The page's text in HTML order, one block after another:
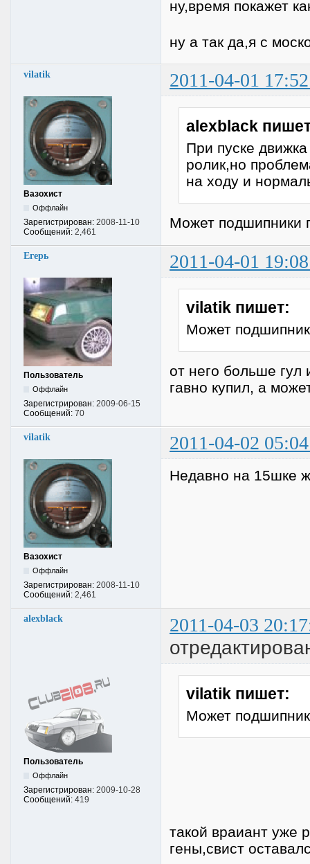
ну,время покажет
ну а так да,я с
vilatik 2011-04-01
Вазохист
Оффлайн
Зарегистрирован: 2008-11-10
Сообщений: 2,461
alexblack
При пуске
ролик,но
на ходу и
Может подшипники
Егерь 2011-04-01
Пользователь
Оффлайн
Зарегистрирован: 2009-06-15
Сообщений: 70
vilatik пишет:
Может
от него больше гул
гавно купил, а
vilatik 2011-04-02
Вазохист
Оффлайн
Зарегистрирован: 2008-11-10
Сообщений: 2,461
Недавно на 15шке
alexblack 2011-04-03
Пользователь
Оффлайн
Зарегистрирован: 2009-10-28
Сообщений: 419
vilatik пишет:
Может
такой враиант уже
гены,свист